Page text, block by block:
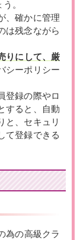
。
、確かに管理
は残念ながら
りにして、厳
シーポリシー
登録の際やロ
すると、自動
と、セキュリ
て登録できる
為の高級クラ